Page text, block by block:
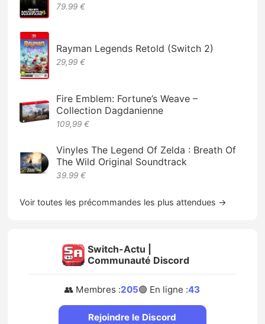
79.99 €
Rayman Legends Retold (Switch 2)
29,99 €
Fire Emblem: Fortune’s Weave –
Collection Dagdanienne
109,99 €
Vinyles The Legend Of Zelda : Breath Of
The Wild Original Soundtrack
39.99 €
Voir toutes les précommandes les plus attendues →
Switch-Actu |
Communauté Discord
👥 Membres :205🟢 En ligne :43
Rejoindre le Discord